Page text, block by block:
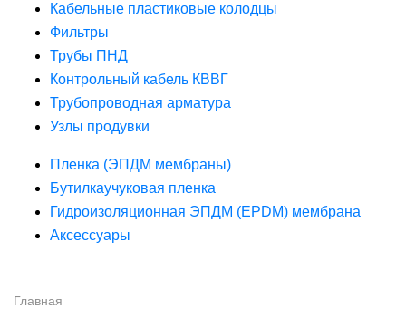
Кабельные пластиковые колодцы
Фильтры
Трубы ПНД
Контрольный кабель КВВГ
Трубопроводная арматура
Узлы продувки
Пленка (ЭПДМ мембраны)
Бутилкаучуковая пленка
Гидроизоляционная ЭПДМ (EPDM) мембрана
Аксессуары
Главная